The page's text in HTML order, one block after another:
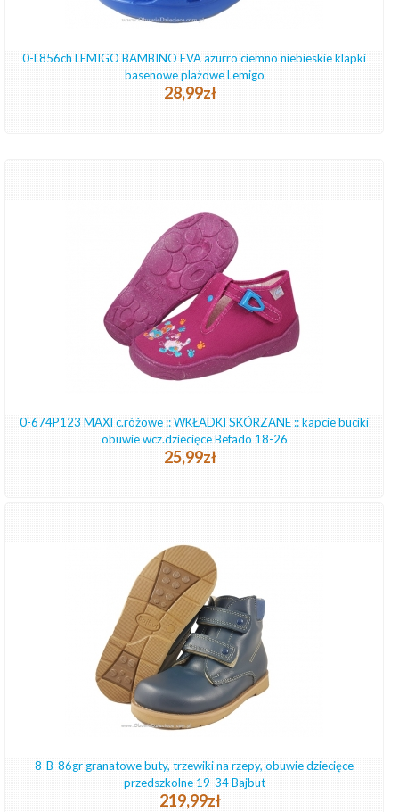
0-L856ch LEMIGO BAMBINO EVA azurro ciemno niebieskie klapki
basenowe plażowe Lemigo
28,99zł
0-674P123 MAXI c.różowe :: WKŁADKI SKÓRZANE :: kapcie buciki
obuwie wcz.dziecięce Befado 18-26
25,99zł
8-B-86gr granatowe buty, trzewiki na rzepy, obuwie dziecięce
przedszkolne 19-34 Bajbut
219,99zł